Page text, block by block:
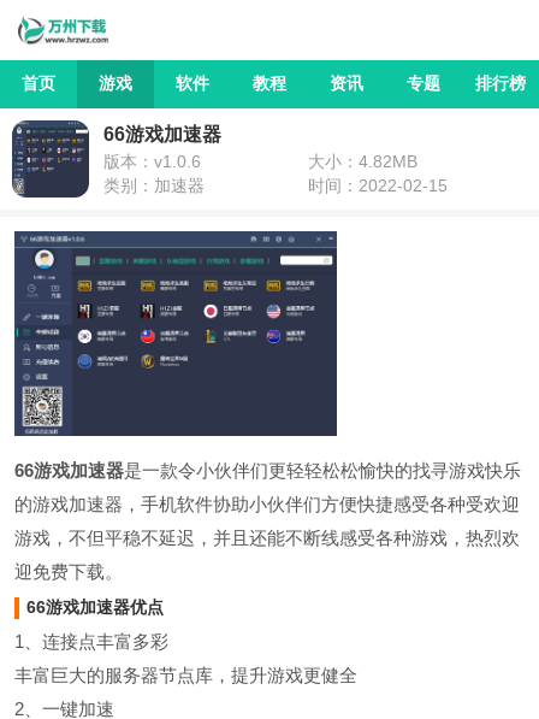
首页 游戏 软件 教程 资讯 专题 排行榜
66游戏加速器
版本：v1.0.6
大小：4.82MB
类别：加速器
时间：2022-02-15
66游戏加速器是一款令小伙伴们更轻轻松松愉快的找寻游戏快乐
的游戏加速器，手机软件协助小伙伴们方便快捷感受各种受欢迎
游戏，不但平稳不延迟，并且还能不断线感受各种游戏，热烈欢
迎免费下载。
66游戏加速器优点
1、连接点丰富多彩
丰富巨大的服务器节点库，提升游戏更健全
2、一键加速